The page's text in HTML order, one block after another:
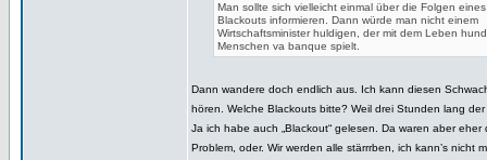
Man sollte sich vielleicht einmal über die Folgen
Blackouts informieren. Dann würde man nicht einem
Wirtschaftsminister huldigen, der mit dem Leben
Menschen va banque spielt.
Dann wandere doch endlich aus. Ich kann diesen
hören. Welche Blackouts bitte? Weil drei Stunden lang
Ja ich habe auch „Blackout“ gelesen. Da waren aber eher
Problem, oder. Wir werden alle stärrrben, ich kann’s nicht